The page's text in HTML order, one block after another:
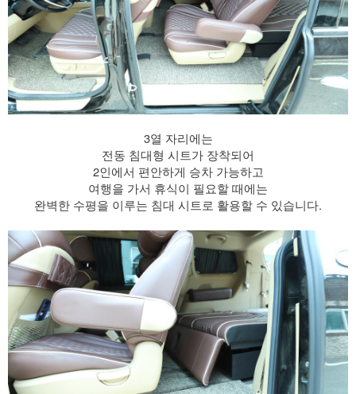
3열 자리에는
전동 침대형 시트가 장착되어
2인에서 편안하게 승차 가능하고
​ 여행을 가서 휴식이 필요할 때에는
완벽한 수평을 이루는 침대 시트로 활용할 수 있습니다.